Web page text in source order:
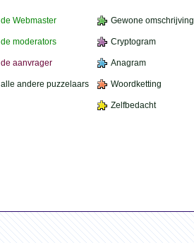
Webmaster Gewone omschrijving
moderators Cryptogram
aanvrager Anagram
andere puzzelaars Woordketting
Zelfbedacht